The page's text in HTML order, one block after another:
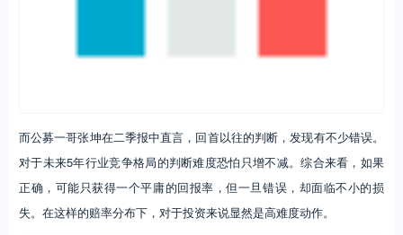
而公募一哥张坤在二季报中直言，回首以往的判断，发现有不少错误。
对于未来5年行业竞争格局的判断难度恐怕只增不减。综合来看，如果
正确，可能只获得一个平庸的回报率，但一旦错误，却面临不小的损
失。在这样的赔率分布下，对于投资来说显然是高难度动作。